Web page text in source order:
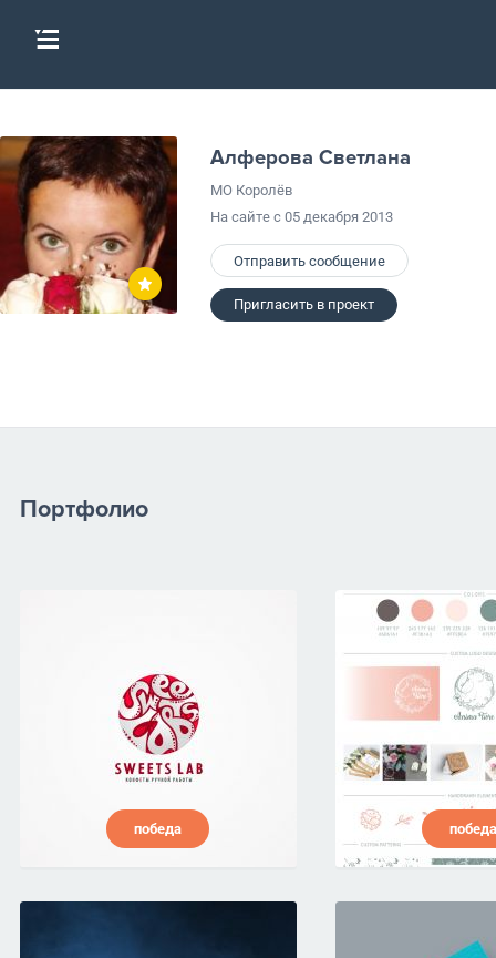
Алферова Светлана
МО Королёв
На сайте с 05 декабря 2013
Отправить сообщение
Пригласить в проект
Портфолио
победа победа